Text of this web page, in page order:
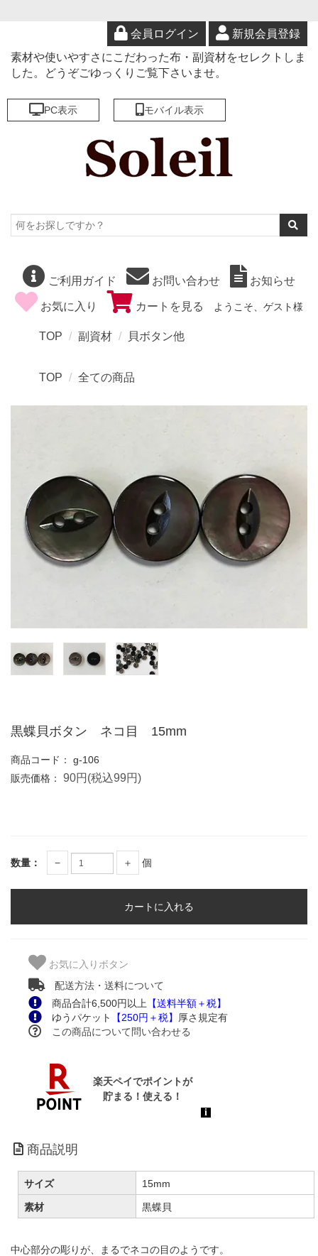
会員ログイン
新規会員登録
素材や使いやすさにこだわった布・副資材をセレクトしま
した。どうぞごゆっくりご覧下さいませ。
PC表示 モバイル表示
ご利用ガイド お問い合わせ お知らせ
お気に入り カートを見る ようこそ、ゲスト様
TOP 副資材 貝ボタン他
TOP 全ての商品
黒蝶貝ボタン ネコ目 15mm
商品コード：
g-106
販売価格：
90円(税込99円)
数量： − ＋ 個
お気に入りボタン
配送方法・送料について
商品合計6,500円以上
【送料半額＋税】
ゆうパケット
【250円＋税】
厚さ規定有
この商品について問い合わせる
商品説明
サイズ 15mm
素材 黒蝶貝
中心部分の彫りが、まるでネコの目のようです。